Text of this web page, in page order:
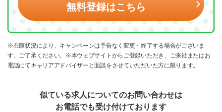
無料登録はこちら
※在庫状況により、キャンペーンは予告なく変更・終了する場合がございま
す。ご了承ください。※本ウェブサイトからご登録いただき、ご来社またはお
電話にてキャリアアドバイザーと面談をさせていただいた方に限ります。
似ている求人についてのお問い合わせは
お電話でも受け付けております